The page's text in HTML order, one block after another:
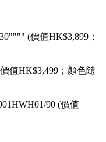
(價值HK$3,899；
值HK$3,499；顏色隨
90 (價值